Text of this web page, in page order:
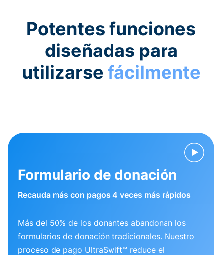
Potentes funciones
diseñadas para
utilizarse fácilmente
Formulario de donación
Recauda más con pagos 4 veces más rápidos
Más del 50% de los donantes abandonan los
formularios de donación tradicionales. Nuestro
proceso de pago UltraSwift™ reduce el